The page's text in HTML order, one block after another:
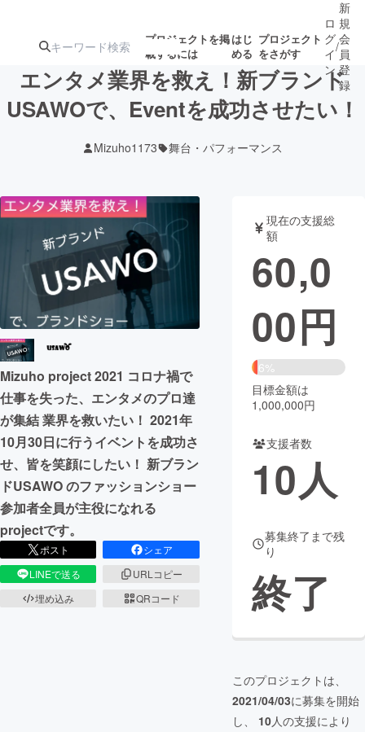
プロジェクトを掲
載するには
はじ
める
プロジェクト
をさがす
ターン
注目の新着プロ
ジェクト
ロジェクト
アート・写真 音楽
テクノロジー・ガジェット ゲーム・
映像・映画 書籍・雑誌
チャレンジ
まちづくり・地域活性化
CAMPFIRE for Social Good
CAMPFIRE Creation
CAMPFIREふるさと納税machi-ya コミュニティ
ロ
グ
イ
ン
/
新
規
会
員
登
録
エンタメ業界を救え！新ブランド
USAWOで、Eventを成功させたい！
Mizuho1173 舞台・パフォーマンス
Mizuho project 2021 コロナ禍で
仕事を失った、エンタメのプロ達
が集結 業界を救いたい！ 2021年
10月30日に行うイベントを成功さ
せ、皆を笑顔にしたい！ 新ブラン
ドUSAWO のファッションショー
参加者全員が主役になれる
projectです。
ポスト
シェア
LINEで送る
URLコピー
埋め込み
QRコード
現在の支援総
額
60,0
00円
6%
目標金額は
1,000,000円
支援者数
10人
募集終了まで残
り
終了
このプロジェクトは、
2021/04/03に募集を開始
し、 10人の支援により